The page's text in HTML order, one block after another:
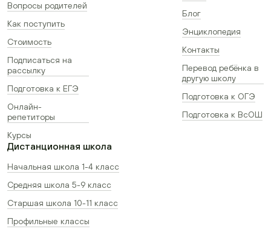
Вопросы родителей
Как поступить
Стоимость
Подписаться на
рассылку
Подготовка к ЕГЭ
Онлайн-
репетиторы
Курсы
Блог
Энциклопедия
Контакты
Перевод ребёнка в
другую школу
Подготовка к ОГЭ
Подготовка к ВсОШ
Дистанционная школа
Начальная школа 1-4 класс
Средняя школа 5-9 класс
Старшая школа 10-11 класс
Профильные классы